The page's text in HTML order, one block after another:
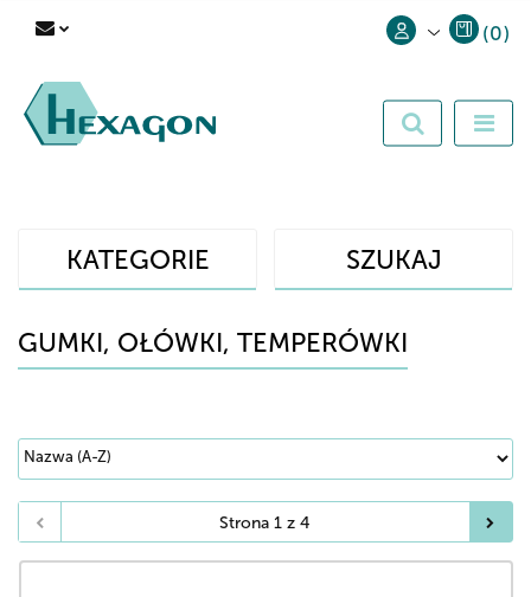
Zarejestruj się
(0)
KATEGORIE SZUKAJ
GUMKI, OŁÓWKI, TEMPERÓWKI